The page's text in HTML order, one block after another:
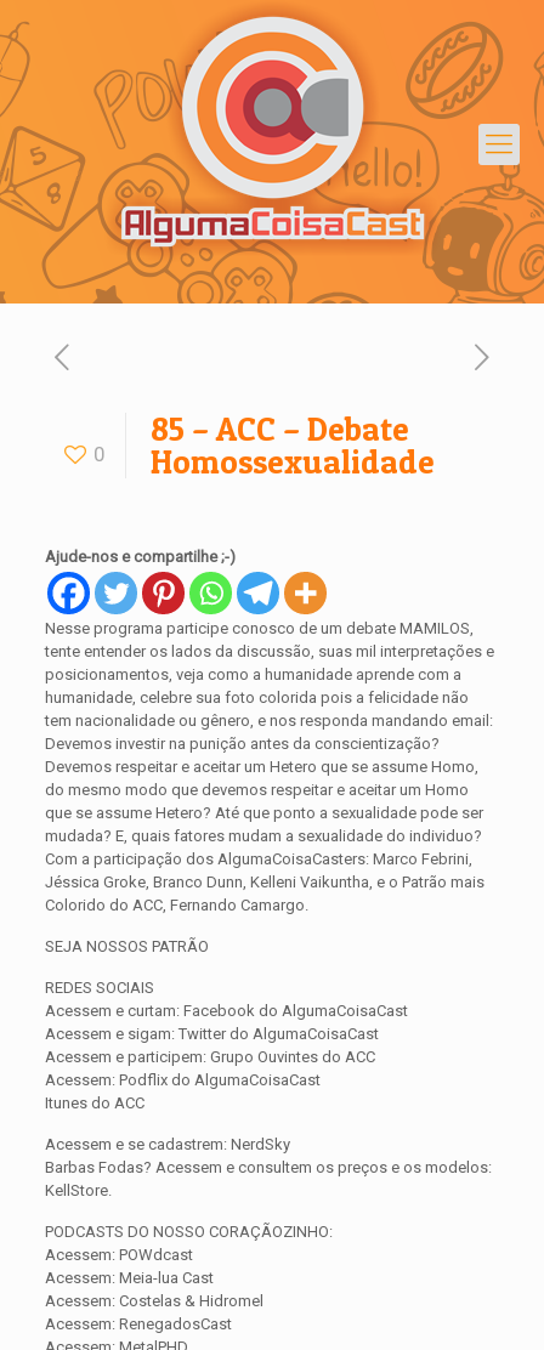
0
85 – ACC – Debate
Homossexualidade
Ajude-nos e compartilhe ;-)
Nesse programa participe conosco de um debate MAMILOS,
tente entender os lados da discussão, suas mil interpretações e
posicionamentos, veja como a humanidade aprende com a
humanidade, celebre sua foto colorida pois a felicidade não
tem nacionalidade ou gênero, e nos responda mandando email:
Devemos investir na punição antes da conscientização?
Devemos respeitar e aceitar um Hetero que se assume Homo,
do mesmo modo que devemos respeitar e aceitar um Homo
que se assume Hetero? Até que ponto a sexualidade pode ser
mudada? E, quais fatores mudam a sexualidade do individuo?
Com a participação dos AlgumaCoisaCasters: Marco Febrini,
Jéssica Groke, Branco Dunn, Kelleni Vaikuntha, e o Patrão mais
Colorido do ACC, Fernando Camargo.
SEJA NOSSOS PATRÃO
REDES SOCIAIS
Acessem e curtam: Facebook do AlgumaCoisaCast
Acessem e sigam: Twitter do AlgumaCoisaCast
Acessem e participem: Grupo Ouvintes do ACC
Acessem: Podflix do AlgumaCoisaCast
Itunes do ACC
Acessem e se cadastrem: NerdSky
Barbas Fodas? Acessem e consultem os preços e os modelos:
KellStore.
PODCASTS DO NOSSO CORAÇÃOZINHO:
Acessem: POWdcast
Acessem: Meia-lua Cast
Acessem: Costelas & Hidromel
Acessem: RenegadosCast